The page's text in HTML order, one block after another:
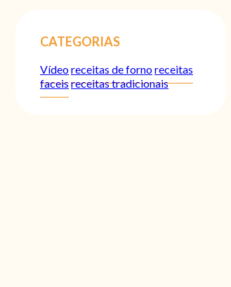
CATEGORIAS
Vídeoreceitas de fornoreceitas
faceisreceitas tradicionais